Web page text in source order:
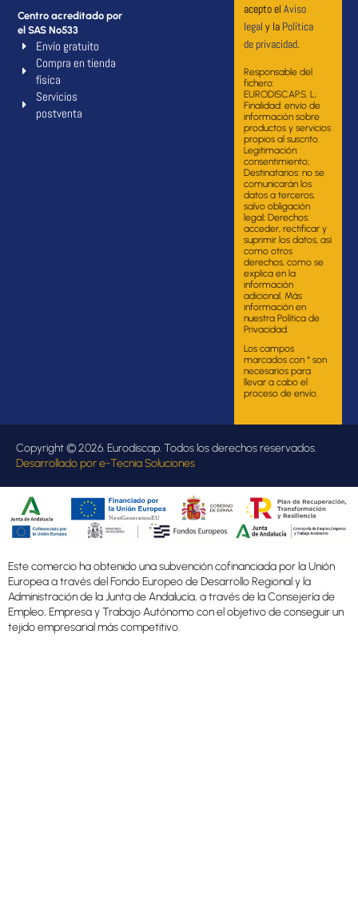
Centro acreditado por
el SAS Nº533
Envío gratuito
Compra en tienda
física
Servicios
postventa
acepto el Aviso
legal y la Política
de privacidad.
Responsable del
fichero:
EURODISCAP.S. L;
Finalidad: envío de
información sobre
productos y servicios
propios al suscrito.
Legitimación:
consentimiento;
Destinatarios: no se
comunicarán los
datos a terceros,
salvo obligación
legal; Derechos:
acceder, rectificar y
suprimir los datos, así
como otros
derechos, como se
explica en la
información
adicional. Más
información en
nuestra Política de
Privacidad.
Los campos
marcados con * son
necesarios para
llevar a cabo el
proceso de envío.
Copyright © 2026. Eurodiscap. Todos los derechos reservados.
Desarrollado pore-Tecnia Soluciones
Este comercio ha obtenido una subvención cofinanciada por la Unión
Europea a través del Fondo Europeo de Desarrollo Regional y la
Administración de la Junta de Andalucía, a través de la Consejería de
Empleo, Empresa y Trabajo Autónomo con el objetivo de conseguir un
tejido empresarial más competitivo.